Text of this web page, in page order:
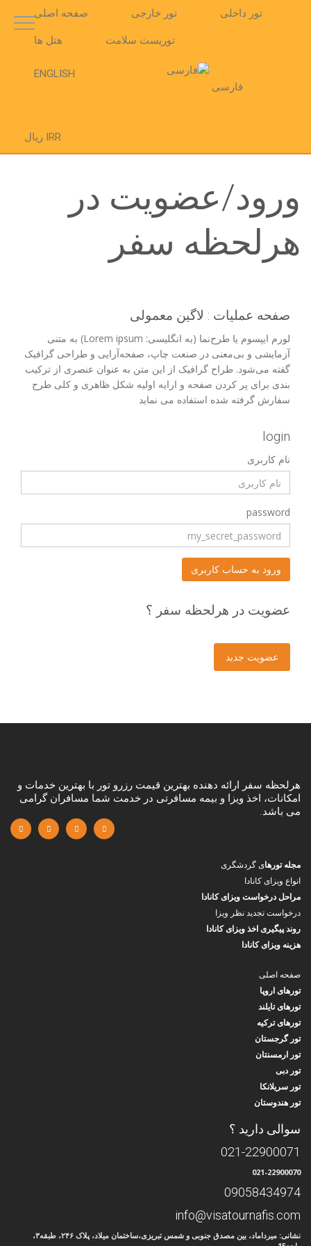
صفحه اصلی تور خارجی تور داخلی
هتل ها توریست سلامت
ENGLISH
فارسی
IRR ریال
ورود/عضویت در
هرلحظه سفر
صفحه عملیات : لاگین معمولی
لورم ایپسوم یا طرح‌نما (به انگلیسی: Lorem ipsum) به متنی
آزمایشی و بی‌معنی در صنعت چاپ، صفحه‌آرایی و طراحی گرافیک
گفته می‌شود. طراح گرافیک از این متن به عنوان عنصری از ترکیب
بندی برای پر کردن صفحه و ارایه اولیه شکل ظاهری و کلی طرح
سفارش گرفته شده استفاده می نماید
login
نام کاربری
password
عضویت در هرلحظه سفر ؟
عضویت جدید
هرلحظه سفر ارائه دهنده بهترین قیمت رزرو تور با بهترین خدمات و
امکانات، اخذ ویزا و بیمه مسافرتی در خدمت شما مسافران گرامی
می باشد.
مجله تورهای گردشگری
انواع ویزای کانادا
مراحل درخواست ویزای کانادا
درخواست تجدید نظر ویزا
روند پیگیری اخذ ویزای کانادا
هزینه ویزای کانادا
صفحه اصلی
تورهای اروپا
تورهای تایلند
تورهای ترکیه
تور گرجستان
تور ارمسنتان
تور دبی
تور سریلانکا
تور هندوستان
سوالی دارید ؟
021-22900071
021-22900070
09058434974
info@visatournafis.com
نشانی: میرداماد، بین مصدق جنوبی و شمس تبریزی،ساختمان میلاد، پلاک ۲۴۶، طبقه۳،